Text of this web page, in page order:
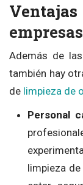
Ventajas
Además de
también hay
de limpieza de
Personal
limpieza